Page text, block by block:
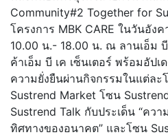
Community#2 Together for
โครงการ MBK CARE ในวันอัง
10.00 น.- 18.00 น. ณ ลานเอ็ม
ค้าเอ็ม บี เค เซ็นเตอร์ พร้อมอัป
ความยั่งยืนผ่านกิจกรรมในแต่ละ
Sustrend Market โซน
Sustrend Talk กับประเด็น “คว
ทิศทางของอนาคต” และโซน